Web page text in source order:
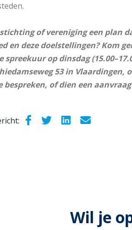
of vereniging een plan
en deze doelstellingen? Kom
spreekuur op dinsdag
53 in Vlaardingen,
bespreken, of dien een
Wil je